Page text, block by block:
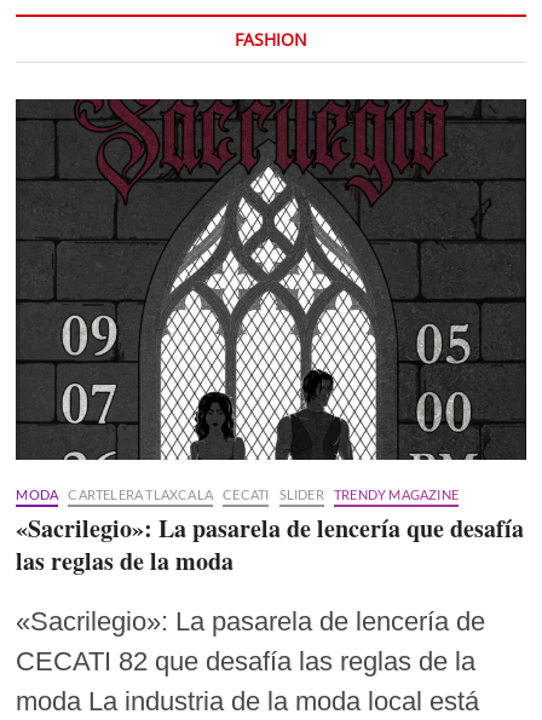
FASHION
MODA CARTELERA TLAXCALA CECATI SLIDER TRENDY MAGAZINE
«Sacrilegio»: La pasarela de lencería que desafía
las reglas de la moda
«Sacrilegio»: La pasarela de lencería de
CECATI 82 que desafía las reglas de la
moda La industria de la moda local está